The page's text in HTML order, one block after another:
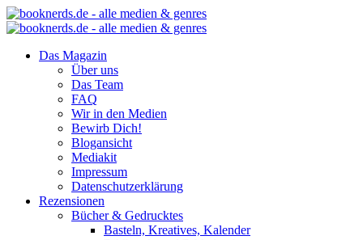
Das Magazin
Über uns
Das Team
FAQ
Wir in den Medien
Bewirb Dich!
Blogansicht
Mediakit
Impressum
Datenschutzerklärung
Rezensionen
Bücher & Gedrucktes
Basteln, Kreatives, Kalender